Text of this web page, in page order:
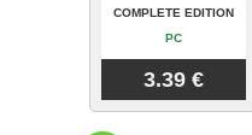
COMPLETE EDITION
PC
3.39 €